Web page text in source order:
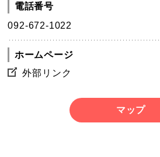
電話番号
092-672-1022
ホームページ
外部リンク
マップ